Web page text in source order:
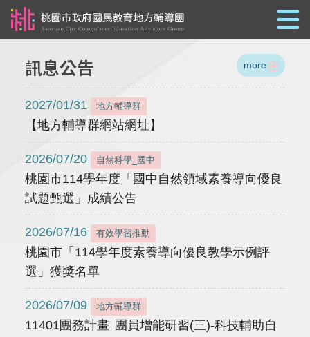
訊息公告 more
2027/01/31 地方輔導群
【地方輔導群網站網址】
2026/07/20 自然科學_國中
桃園市114學年度「國中自然領域素養導向優良
試題甄選」成績公告
2026/07/16 有效學習推動
桃園市「114學年度素養導向優良教學示例評
選」獲獎名單
2026/07/09 地方輔導群
11401團務計畫 團員增能研習(三)-科技輔助自